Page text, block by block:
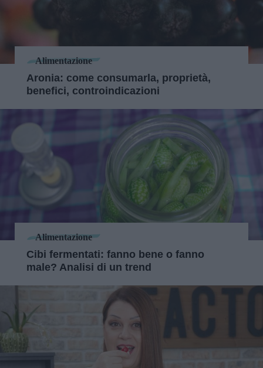
Alimentazione
Aronia: come consumarla, proprietà,
benefici, controindicazioni
Alimentazione
Cibi fermentati: fanno bene o fanno
male? Analisi di un trend